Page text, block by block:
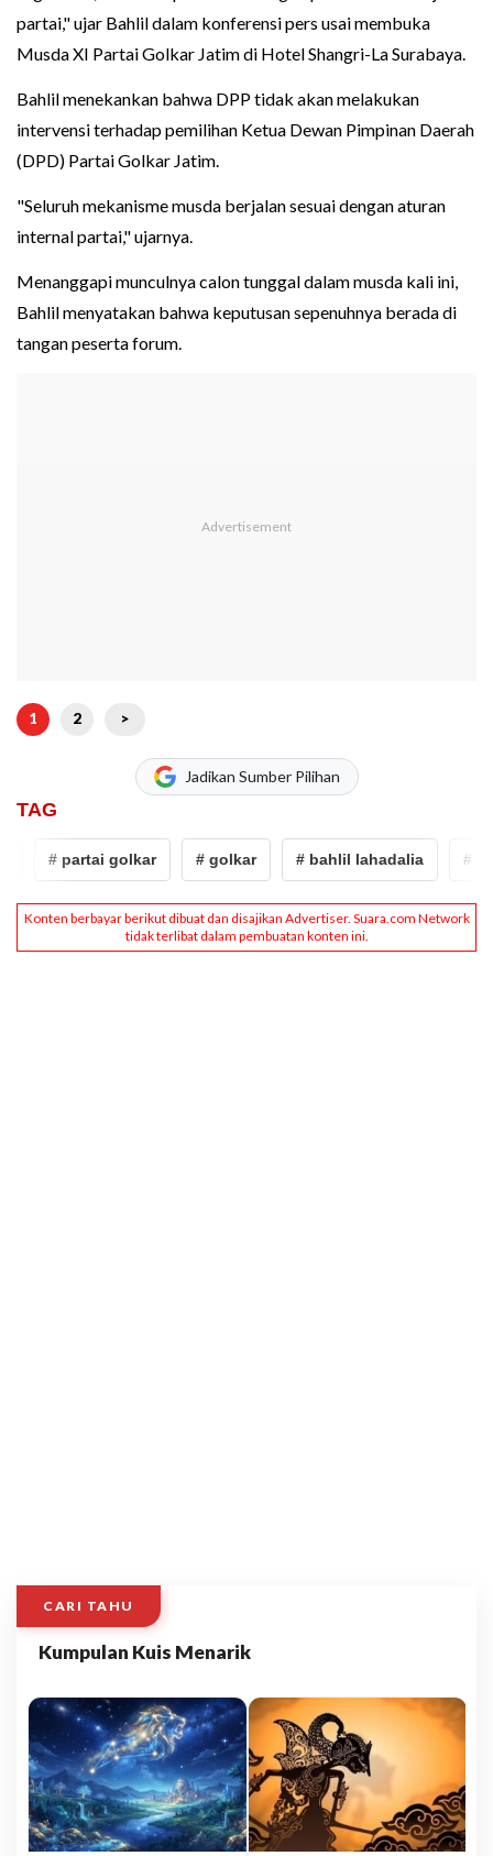
partai," ujar Bahlil dalam konferensi pers usai membuka
Musda XI Partai Golkar Jatim di Hotel Shangri-La Surabaya.
Bahlil menekankan bahwa DPP tidak akan melakukan
intervensi terhadap pemilihan Ketua Dewan Pimpinan Daerah
(DPD) Partai Golkar Jatim.
"Seluruh mekanisme musda berjalan sesuai dengan aturan
internal partai," ujarnya.
Menanggapi munculnya calon tunggal dalam musda kali ini,
Bahlil menyatakan bahwa keputusan sepenuhnya berada di
tangan peserta forum.
1 2 >
Jadikan Sumber Pilihan
TAG
# partai golkar # golkar # bahlil lahadalia #
CARI TAHU
Kumpulan Kuis Menarik